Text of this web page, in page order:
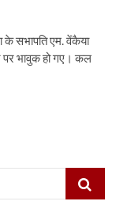
सभापति एम. वेंकैया
पर भावुक हो गए। कल
Search